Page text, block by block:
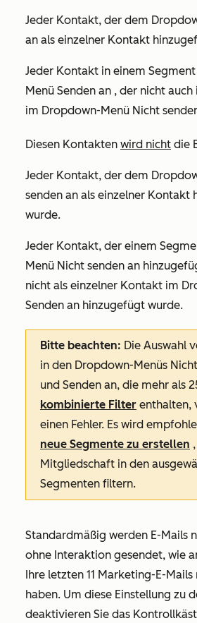
Jeder Kontakt, der dem
an als einzelner Kontakt
Jeder Kontakt in einem
Menü Senden an , der nicht
im Dropdown-Menü Nicht
Diesen Kontakten wird nicht die
Jeder Kontakt, der dem
senden an als einzelner Kontakt
wurde.
Jeder Kontakt, der einem
Menü Nicht senden an
nicht als einzelner Kontakt im
Senden an hinzugefügt wurde.
Bitte beachten: Die Auswahl
in den Dropdown-Menüs Nicht
und Senden an, die mehr als
kombinierte Filter enthalten,
einen Fehler. Es wird
neue Segmente zu erstellen
Mitgliedschaft in den
Segmenten filtern.
Standardmäßig werden E-Mails
ohne Interaktion gesendet, wie
Ihre letzten 11 Marketing-E-
haben. Um diese Einstellung zu
deaktivieren Sie das